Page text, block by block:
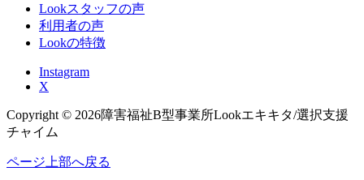
Lookスタッフの声
利用者の声
Lookの特徴
Instagram
X
Copyright © 2026障害福祉B型事業所Lookエキキタ/選択支援
チャイム
ページ上部へ戻る